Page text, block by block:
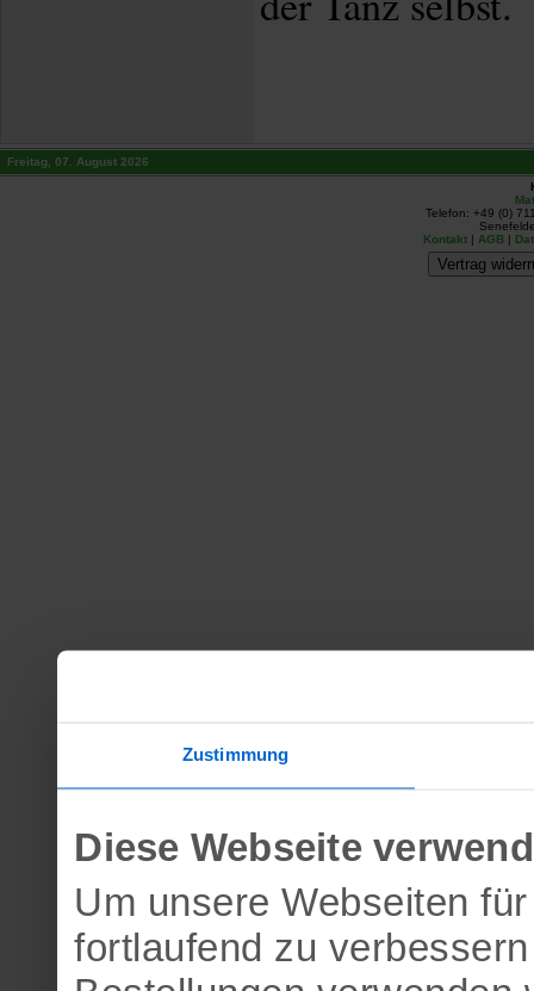
Zustimmung
Diese Webseite
Um unsere Webseiten
fortlaufend zu
Freitag, 07. August 2026
Telefon: +49 (0)
Kontakt | AGB |
Vertrag